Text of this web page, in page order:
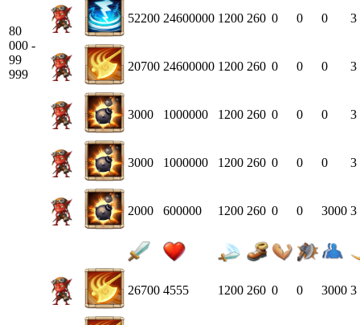
80
000 -
99
999
52200 24600000 1200 260 0 0 0 3
20700 24600000 1200 260 0 0 0 3
3000 1000000 1200 260 0 0 0 3
3000 1000000 1200 260 0 0 0 3
2000 600000 1200 260 0 0 3000 3
26700 4555 1200 260 0 0 3000 3